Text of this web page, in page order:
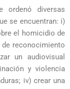
ordenó diversas
se encuentran: i)
el homicidio de
reconocimiento
un audiovisual
y violencia
iv) crear una